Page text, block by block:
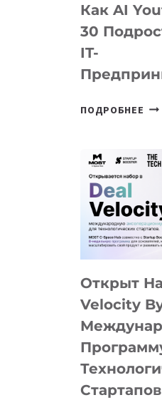
Как AI
30
IT-
ПОДРОБНЕЕ ОТ
IT-
Открыт
Velocity
Стартапов